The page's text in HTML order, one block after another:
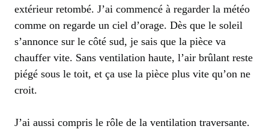
extérieur retombé. J’ai commencé à regarder la météo
comme on regarde un ciel d’orage. Dès que le soleil
s’annonce sur le côté sud, je sais que la pièce va
chauffer vite. Sans ventilation haute, l’air brûlant reste
piégé sous le toit, et ça use la pièce plus vite qu’on ne
croit.
J’ai aussi compris le rôle de la ventilation traversante.